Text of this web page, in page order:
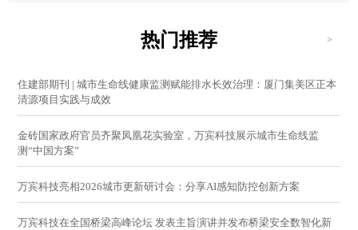
热门推荐 >
住建部期刊 | 城市生命线健康监测赋能排水长效治理：厦门集美区正本
清源项目实践与成效
金砖国家政府官员齐聚凤凰花实验室，万宾科技展示城市生命线监
测“中国方案”
万宾科技亮相2026城市更新研讨会：分享AI感知防控创新方案
万宾科技在全国桥梁高峰论坛 发表主旨演讲并发布桥梁安全数智化新